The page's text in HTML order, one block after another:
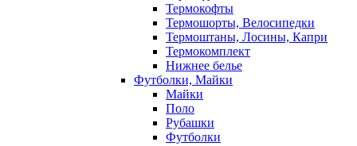
Термокофты
Термошорты, Велосипедки
Термоштаны, Лосины, Капри
Термокомплект
Нижнее белье
Футболки, Майки
Майки
Поло
Рубашки
Футболки